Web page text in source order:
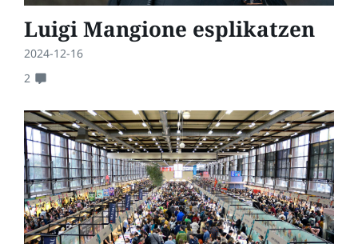
Luigi Mangione esplikatzen
2024-12-16
2